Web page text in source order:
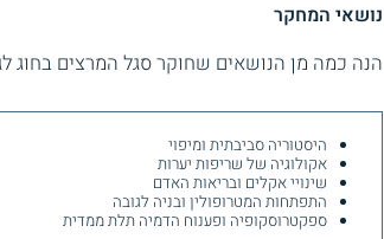
נושאי המחקר
הנה כמה מן הנושאים שחוקר סגל המרצים בחוג
היסטוריה סביבתית ומיפוי
אקולוגיה של שריפות יערות
שינויי אקלים ובריאות האדם
התפתחות המטרופולין ובניה לגובה
ספקטרוסקופיה ופענוח הדמיה תלת ממדית